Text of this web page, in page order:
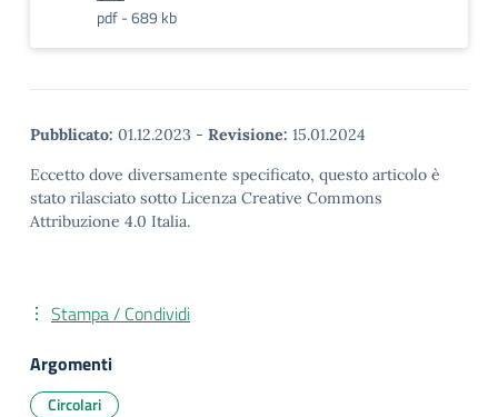
pdf - 689 kb
Pubblicato: 01.12.2023 - Revisione: 15.01.2024
Eccetto dove diversamente specificato, questo articolo è
stato rilasciato sotto Licenza Creative Commons
Attribuzione 4.0 Italia.
Stampa / Condividi
Argomenti
Circolari